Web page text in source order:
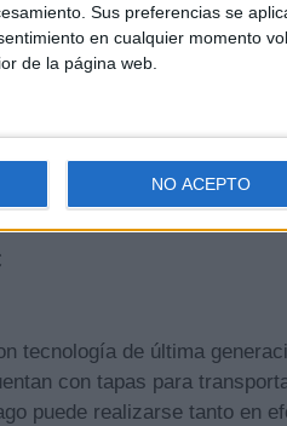
Sus preferencias se
en cualquier momento
de la página web.
NO ACEPTO
tecnología de última
con tapas para
puede realizarse tanto en